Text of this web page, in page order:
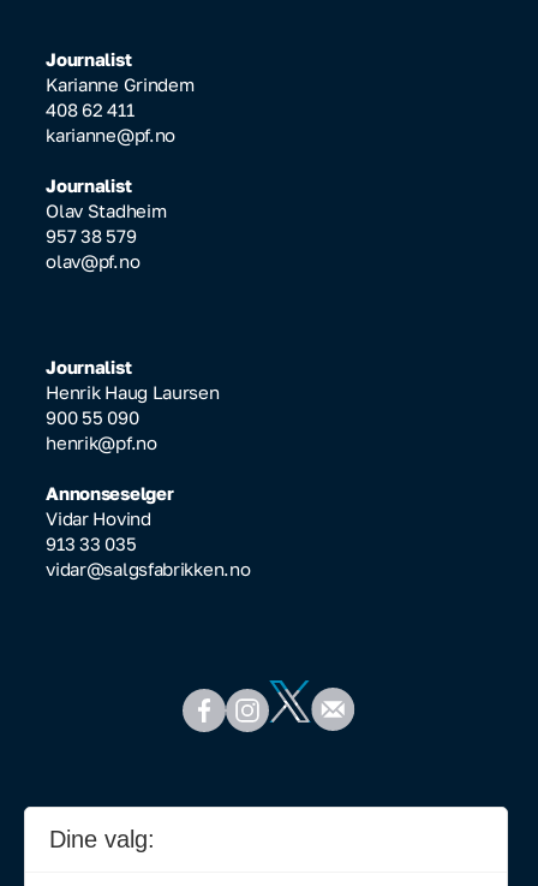
Journalist
Karianne Grindem
408 62 411
karianne@pf.no
Journalist
Olav Stadheim
957 38 579
olav@pf.no
Journalist
Henrik Haug Laursen
900 55 090
henrik@pf.no
Annonseselger
Vidar Hovind
913 33 035
vidar@salgsfabrikken.no
Dine valg: